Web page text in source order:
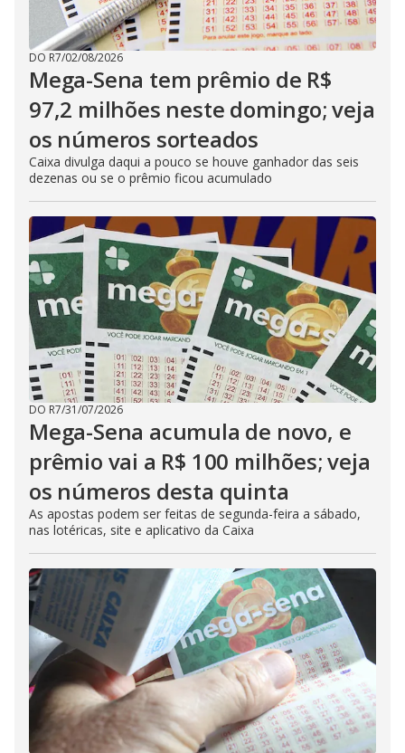
DO R7/02/08/2026
Mega-Sena tem prêmio de R$
97,2 milhões neste domingo; veja
os números sorteados
Caixa divulga daqui a pouco se houve ganhador das seis
dezenas ou se o prêmio ficou acumulado
DO R7/31/07/2026
Mega-Sena acumula de novo, e
prêmio vai a R$ 100 milhões; veja
os números desta quinta
As apostas podem ser feitas de segunda-feira a sábado,
nas lotéricas, site e aplicativo da Caixa